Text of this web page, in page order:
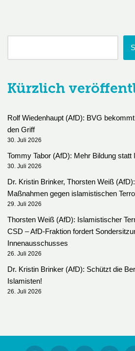
Kürzlich
Rolf Wiedenhaupt (AfD): BVG
den Griff
30. Juli 2026
Tommy Tabor (AfD): Mehr Bildung statt
30. Juli 2026
Dr. Kristin Brinker, Thorsten Weiß
Maßnahmen gegen islamistischen
29. Juli 2026
Thorsten Weiß (AfD): Islamistischer
CSD – AfD-Fraktion fordert
Innenausschusses
26. Juli 2026
Dr. Kristin Brinker (AfD): Schützt die
Islamisten!
26. Juli 2026